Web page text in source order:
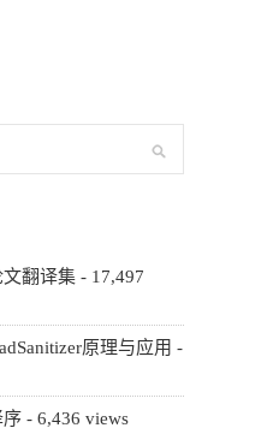
翻译集 - 17,497
原理与应用 -
序 - 6,436 views